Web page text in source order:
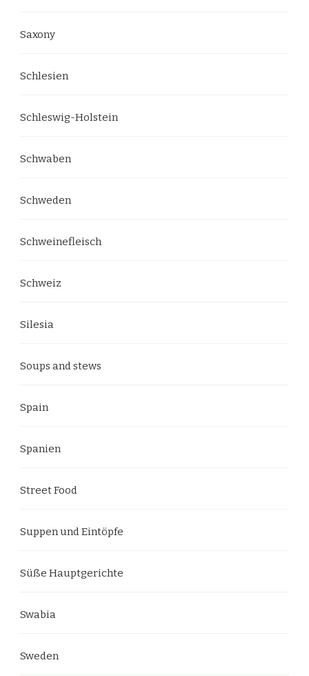
Saxony
Schlesien
Schleswig-Holstein
Schwaben
Schweden
Schweinefleisch
Schweiz
Silesia
Soups and stews
Spain
Spanien
Street Food
Suppen und Eintöpfe
Süße Hauptgerichte
Swabia
Sweden